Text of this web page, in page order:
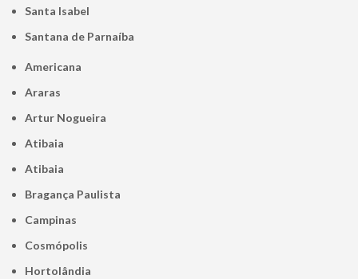
Santa Isabel
Santana de Parnaíba
Americana
Araras
Artur Nogueira
Atibaia
Atibaia
Bragança Paulista
Campinas
Cosmópolis
Hortolândia